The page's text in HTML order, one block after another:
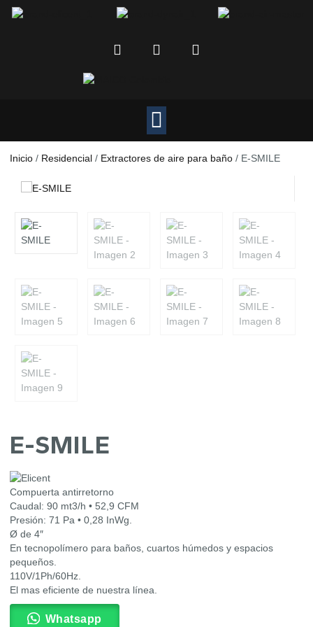
Inicio / Residencial / Extractores de aire para baño / E-SMILE
E-SMILE
Compuerta antirretorno
Caudal: 90 mt3/h • 52,9 CFM
Presión: 71 Pa • 0,28 InWg.
Ø de 4″
En tecnopolímero para baños, cuartos húmedos y espacios
pequeños.
110V/1Ph/60Hz.
El mas eficiente de nuestra línea.
Whatsapp